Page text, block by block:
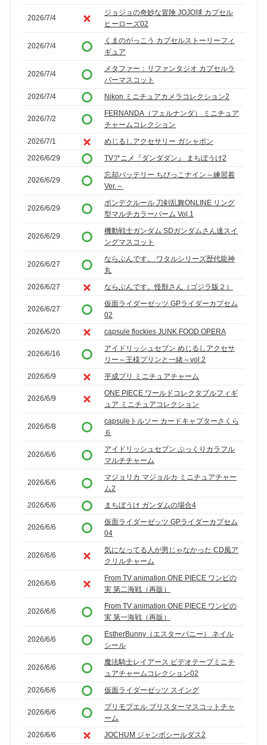
2026/7/4
ジョジョの奇妙な冒険 JOJO球 カプセル
ヒーローズ02
2026/7/4
くまのがっこう カプセルストーリーフィ
ギュア
2026/7/4
メタファー：リファンタジオ カプセルラ
バーマスコット
2026/7/4
Nikon ミニチュアカメラコレクション2
2026/7/2
FERNANDA（フェルナンダ） ミニチュア
チャームコレクション
2026/7/1
めじるしアクセサリー ガシャポン
2026/6/29
TVアニメ『ダンダダン』 まちぼうけ2
2026/6/29
忘却バッテリー ちびっこナイン～練習着
Ver.～
2026/6/29
ポンデクルール 刀剣乱舞ONLINE リング
型マルチカラーバーム Vol.1
2026/6/29
機動戦士ガンダム SDガンダムさん達スイ
ングマスコット
2026/6/27
ならぶんです。 ワタルシリーズ歴代龍神
丸
2026/6/27
ならぶんです。怪獣さん（ゴジラ版２）
2026/6/27
仮面ライダーゼッツ GPライダーカプセム
02
2026/6/20
capsule flockies JUNK FOOD OPERA
2026/6/16
アイドリッシュセブン めじるしアクセサ
リー～王様プリンと一緒～vol.2
2026/6/9
平成プリ ミニチュアチャーム
2026/6/9
ONE PIECE ワールドコレクタブルフィギ
ュア ミニチュアコレクション
2026/6/8
capsuleトルソー カードキャプターさくら
６
2026/6/6
アイドリッシュセブン ぷっくりカラフル
マルチチャーム
2026/6/6
マジョリカ マジョルカ ミニチュアチャー
ム2
2026/6/6
まちぼうけ ガンダムの場合4
2026/6/6
仮面ライダーゼッツ GPライダーカプセム
04
2026/6/6
気になってる人が男じゃなかった CD風ア
クリルチャーム
2026/6/6
From TV animation ONE PIECE ワンピの
実 第二海戦（再販）
2026/6/6
From TV animation ONE PIECE ワンピの
実 第一海戦（再販）
2026/6/6
EstherBunny（エスターバニー） ネイル
シール
2026/6/6
魔法騎士レイアース ビデオテープミニチ
ュアチャームコレクション02
2026/6/6
仮面ライダーゼッツ スイング
2026/6/6
プリモプエル ブリスターマスコットチャ
ーム
2026/6/6
JOCHUM ジャンボシールダス2